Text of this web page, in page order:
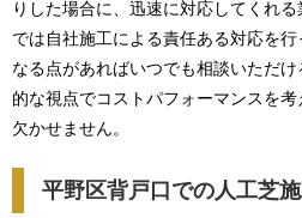
りした場合に、迅速に対応してくれ
では自社施工による責任ある対応を
なる点があればいつでも相談いただ
的な視点でコストパフォーマンスを
欠かせません。
平野区背戸口での人工芝